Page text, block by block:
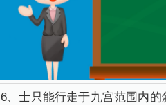
6、士只能行走于九宫范围内的